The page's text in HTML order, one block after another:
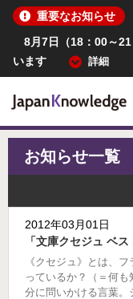
重要なお知らせ
8月7日（18：00～21
います
詳細
お知らせ一覧
2012年03月01日
「文庫クセジュ ベ
《クセジュ》とは、
っているか？（＝何
分に問いかける言葉。